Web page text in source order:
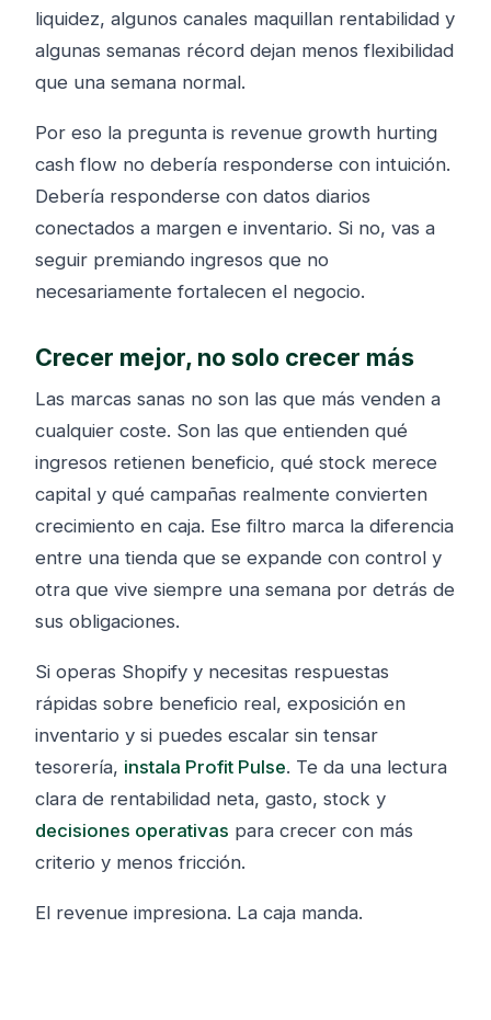
liquidez, algunos canales maquillan rentabilidad y
algunas semanas récord dejan menos flexibilidad
que una semana normal.
Por eso la pregunta is revenue growth hurting
cash flow no debería responderse con intuición.
Debería responderse con datos diarios
conectados a margen e inventario. Si no, vas a
seguir premiando ingresos que no
necesariamente fortalecen el negocio.
Crecer mejor, no solo crecer más
Las marcas sanas no son las que más venden a
cualquier coste. Son las que entienden qué
ingresos retienen beneficio, qué stock merece
capital y qué campañas realmente convierten
crecimiento en caja. Ese filtro marca la diferencia
entre una tienda que se expande con control y
otra que vive siempre una semana por detrás de
sus obligaciones.
Si operas Shopify y necesitas respuestas
rápidas sobre beneficio real, exposición en
inventario y si puedes escalar sin tensar
tesorería, instala Profit Pulse. Te da una lectura
clara de rentabilidad neta, gasto, stock y
decisiones operativas para crecer con más
criterio y menos fricción.
El revenue impresiona. La caja manda.